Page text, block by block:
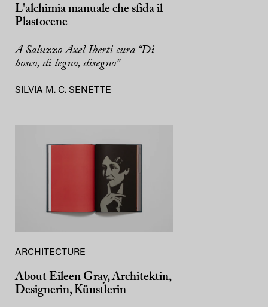
L'alchimia manuale che sfida il
Plastocene
A Saluzzo Axel Iberti cura “Di
bosco, di legno, disegno”
SILVIA M. C. SENETTE
ARCHITECTURE
About Eileen Gray, Architektin,
Designerin, Künstlerin